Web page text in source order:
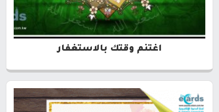
اغتنم وقتك بالاستغفار